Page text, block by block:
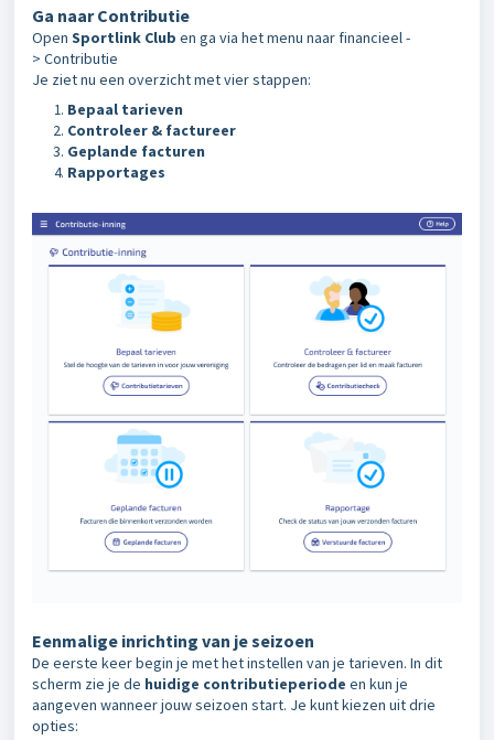
Ga naar Contributie
Open Sportlink Club en ga via het menu naar financieel -
> Contributie
Je ziet nu een overzicht met vier stappen:
Bepaal tarieven
Controleer & factureer
Geplande facturen
Rapportages
Eenmalige inrichting van je seizoen
De eerste keer begin je met het instellen van je tarieven. In dit
scherm zie je de huidige contributieperiode en kun je
aangeven wanneer jouw seizoen start. Je kunt kiezen uit drie
opties: